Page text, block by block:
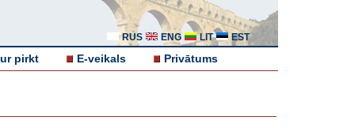
RUS ENG LIT EST
pirkt E-veikals Privātums